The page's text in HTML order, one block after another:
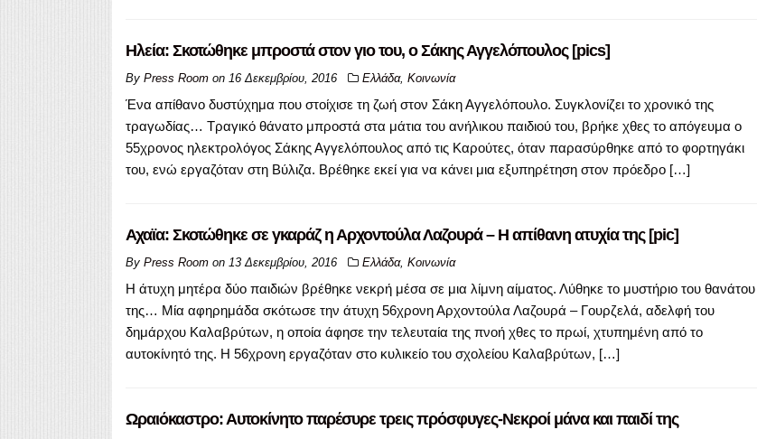
Ηλεία: Σκοτώθηκε μπροστά στον γιο του, ο Σάκης Αγγελόπουλος [pics]
By Press Roomon 16 Δεκεμβρίου, 2016 Ελλάδα, Κοινωνία
Ένα απίθανο δυστύχημα που στοίχισε τη ζωή στον Σάκη Αγγελόπουλο. Συγκλονίζει το χρονικό της
τραγωδίας… Τραγικό θάνατο μπροστά στα μάτια του ανήλικου παιδιού του, βρήκε χθες το απόγευμα ο
55χρονος ηλεκτρολόγος Σάκης Αγγελόπουλος από τις Καρούτες, όταν παρασύρθηκε από το φορτηγάκι
του, ενώ εργαζόταν στη Βύλιζα. Βρέθηκε εκεί για να κάνει μια εξυπηρέτηση στον πρόεδρο […]
Αχαϊα: Σκοτώθηκε σε γκαράζ η Αρχοντούλα Λαζουρά – Η απίθανη ατυχία της [pic]
By Press Roomon 13 Δεκεμβρίου, 2016 Ελλάδα, Κοινωνία
Η άτυχη μητέρα δύο παιδιών βρέθηκε νεκρή μέσα σε μια λίμνη αίματος. Λύθηκε το μυστήριο του θανάτου
της… Mία αφηρημάδα σκότωσε την άτυχη 56χρονη Αρχοντούλα Λαζουρά – Γουρζελά, αδελφή του
δημάρχου Καλαβρύτων, η οποία άφησε την τελευταία της πνοή χθες το πρωί, χτυπημένη από το
αυτοκίνητό της. Η 56χρονη εργαζόταν στο κυλικείο του σχολείου Καλαβρύτων, […]
Ωραιόκαστρο: Αυτοκίνητο παρέσυρε τρεις πρόσφυγες-Νεκροί μάνα και παιδί της